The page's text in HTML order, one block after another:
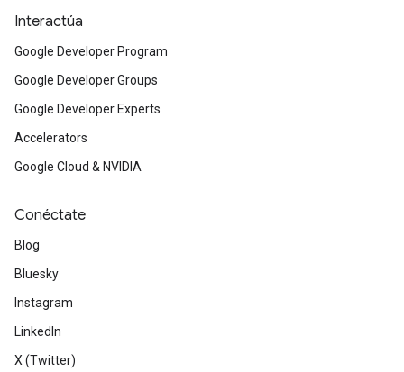
Interactúa
Google Developer Program
Google Developer Groups
Google Developer Experts
Accelerators
Google Cloud & NVIDIA
Conéctate
Blog
Bluesky
Instagram
LinkedIn
X (Twitter)